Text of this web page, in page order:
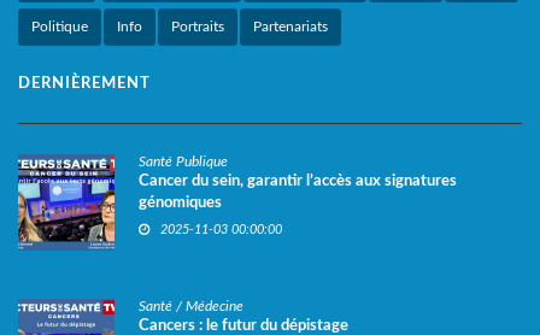
Politique Info Portraits Partenariats
DERNIÈREMENT
Santé Publique
Cancer du sein, garantir l’accès aux signatures
génomiques
2025-11-03 00:00:00
Santé / Médecine
Cancers : le futur du dépistage